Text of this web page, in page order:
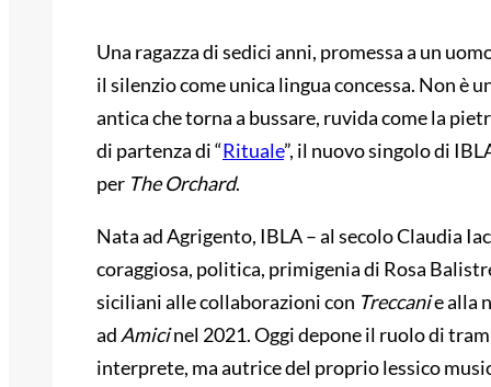
Una ragazza di sedici anni, promessa a un
il silenzio come unica lingua concessa. Non è
antica che torna a bussare, ruvida come la
di partenza di “Rituale”, il nuovo singolo di
per The Orchard.
Nata ad Agrigento, IBLA – al secolo Claudia
coraggiosa, politica, primigenia di Rosa
siciliani alle collaborazioni con Treccanie alla
ad Amicinel 2021. Oggi depone il ruolo di
interprete, ma autrice del proprio lessico